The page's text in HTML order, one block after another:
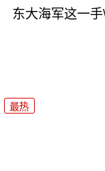
东大海军这一
最热